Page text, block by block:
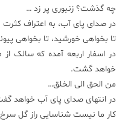
چه گذشت؟ زنبوری پر زد …
در صدای پای آب، به اعتراف
تا بخواهی خورشید، تا بخواهی
در اسفار اربعه آمده که سالک
خواهد گشت.
من الحق الی الخلق…
در انتهای صدای پای آب خواهد
کار ما نیست شناسایی راز گل